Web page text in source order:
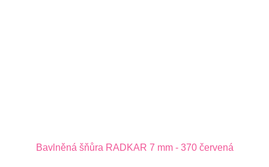
Bavlněná šňůra RADKAR 7 mm - 370 červená